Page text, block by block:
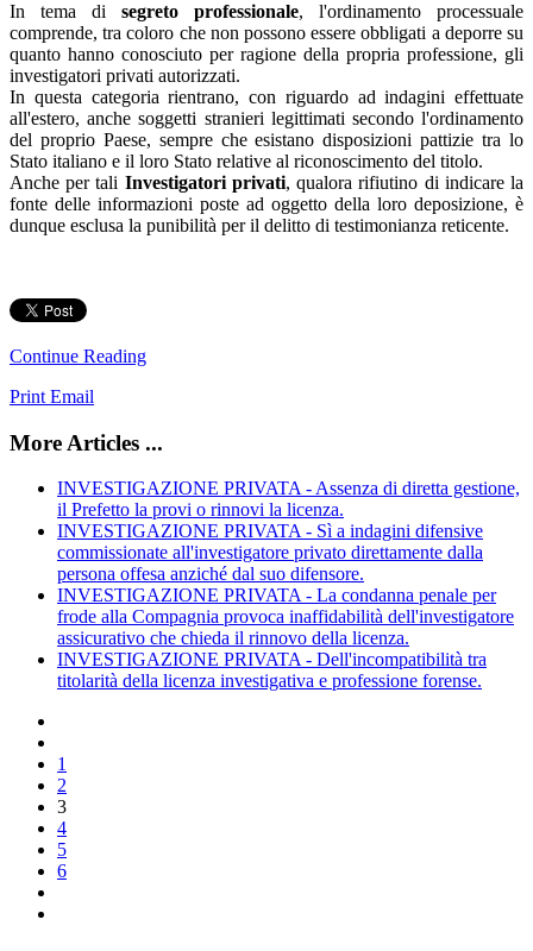
In tema di segreto professionale, l'ordinamento processuale
comprende, tra coloro che non possono essere obbligati a deporre su
quanto hanno conosciuto per ragione della propria professione, gli
investigatori privati autorizzati.
In questa categoria rientrano, con riguardo ad indagini effettuate
all'estero, anche soggetti stranieri legittimati secondo l'ordinamento
del proprio Paese, sempre che esistano disposizioni pattizie tra lo
Stato italiano e il loro Stato relative al riconoscimento del titolo.
Anche per tali Investigatori privati, qualora rifiutino di indicare la
fonte delle informazioni poste ad oggetto della loro deposizione, è
dunque esclusa la punibilità per il delitto di testimonianza reticente.
Continue Reading
Print Email
More Articles ...
INVESTIGAZIONE PRIVATA - Assenza di diretta gestione,
il Prefetto la provi o rinnovi la licenza.
INVESTIGAZIONE PRIVATA - Sì a indagini difensive
commissionate all'investigatore privato direttamente dalla
persona offesa anziché dal suo difensore.
INVESTIGAZIONE PRIVATA - La condanna penale per
frode alla Compagnia provoca inaffidabilità dell'investigatore
assicurativo che chieda il rinnovo della licenza.
INVESTIGAZIONE PRIVATA - Dell'incompatibilità tra
titolarità della licenza investigativa e professione forense.
1
2
3
4
5
6